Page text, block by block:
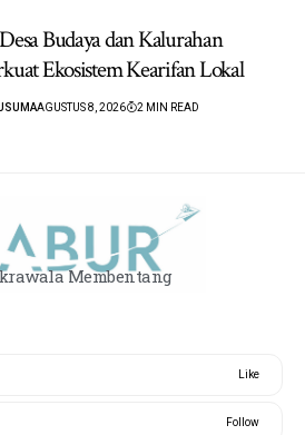
Budaya dan Kalurahan
Ekosistem Kearifan Lokal
AGUSTUS 8, 2026 2 MIN READ
Membentang
Like
Follow